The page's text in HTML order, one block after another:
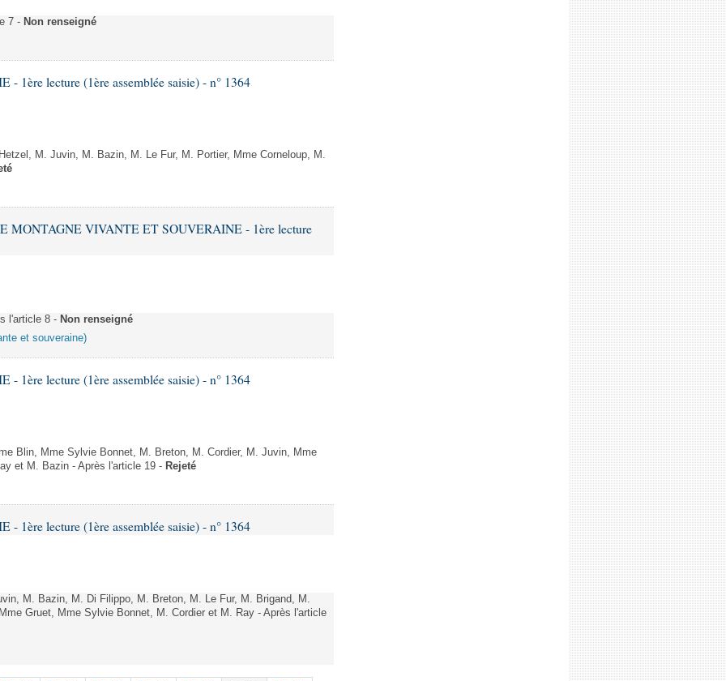
7 - Non renseigné
1ère lecture (1ère assemblée saisie) - n° 1364
M. Juvin, M. Bazin, M. Le Fur, M. Portier, Mme Corneloup, M.
MONTAGNE VIVANTE ET SOUVERAINE - 1ère lecture
l'article 8 - Non renseigné
et souveraine)
1ère lecture (1ère assemblée saisie) - n° 1364
Blin, Mme Sylvie Bonnet, M. Breton, M. Cordier, M. Juvin, Mme
et M. Bazin - Après l'article 19 - Rejeté
1ère lecture (1ère assemblée saisie) - n° 1364
M. Bazin, M. Di Filippo, M. Breton, M. Le Fur, M. Brigand, M.
Gruet, Mme Sylvie Bonnet, M. Cordier et M. Ray - Après l'article